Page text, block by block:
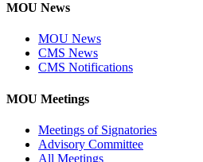
MOU News
MOU News
CMS News
CMS Notifications
MOU Meetings
Meetings of Signatories
Advisory Committee
All Meetings